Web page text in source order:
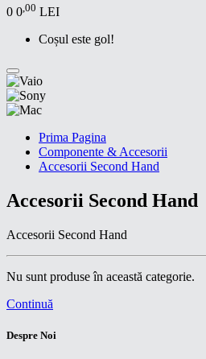
0 0,00 LEI
Coșul este gol!
Prima Pagina
Componente & Accesorii
Accesorii Second Hand
Accesorii Second Hand
Accesorii Second Hand
Nu sunt produse în această categorie.
Continuă
Despre Noi